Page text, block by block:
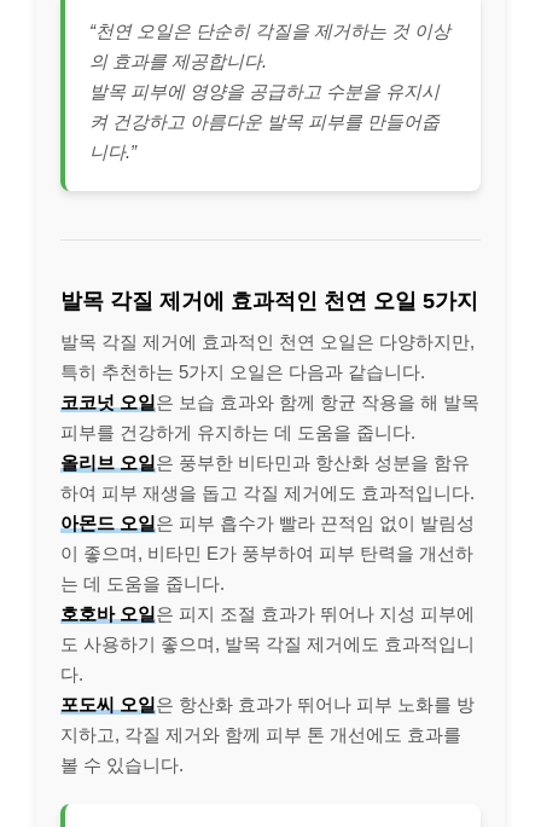
“천연 오일은 단순히 각질을 제거하는 것 이상
의 효과를 제공합니다.
발목 피부에 영양을 공급하고 수분을 유지시
켜 건강하고 아름다운 발목 피부를 만들어줍
니다.”
발목 각질 제거에 효과적인 천연 오일 5가지
발목 각질 제거에 효과적인 천연 오일은 다양하지만,
특히 추천하는 5가지 오일은 다음과 같습니다.
코코넛 오일은 보습 효과와 함께 항균 작용을 해 발목
피부를 건강하게 유지하는 데 도움을 줍니다.
올리브 오일은 풍부한 비타민과 항산화 성분을 함유
하여 피부 재생을 돕고 각질 제거에도 효과적입니다.
아몬드 오일은 피부 흡수가 빨라 끈적임 없이 발림성
이 좋으며, 비타민 E가 풍부하여 피부 탄력을 개선하
는 데 도움을 줍니다.
호호바 오일은 피지 조절 효과가 뛰어나 지성 피부에
도 사용하기 좋으며, 발목 각질 제거에도 효과적입니
다.
포도씨 오일은 항산화 효과가 뛰어나 피부 노화를 방
지하고, 각질 제거와 함께 피부 톤 개선에도 효과를
볼 수 있습니다.